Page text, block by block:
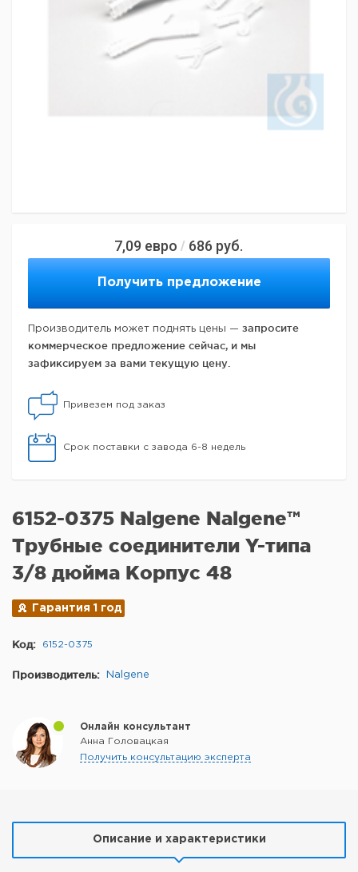
7,09 евро / 686 руб.
Получить предложение
Производитель может поднять цены — запросите
коммерческое предложение сейчас, и мы
зафиксируем за вами текущую цену.
Привезем под заказ
Срок поставки с завода 6-8 недель
6152-0375 Nalgene Nalgene™
Трубные соединители Y-типа
3/8 дюйма Корпус 48
Гарантия 1 год
Код: 6152-0375
Производитель: Nalgene
Онлайн консультант
Анна Головацкая
Получить консультацию эксперта
Описание и характеристики